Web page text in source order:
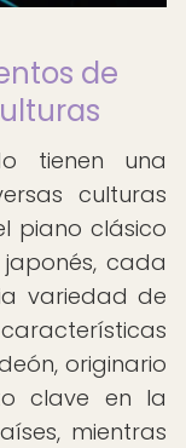
de
tienen una
culturas
piano clásico
cada
variedad de
originario
clave en la
mientras